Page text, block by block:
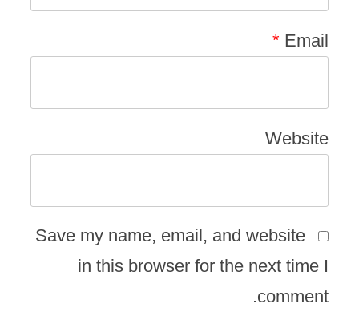
Email
*
Website
Save my name, email, and website
in this browser for the next time I
comment.